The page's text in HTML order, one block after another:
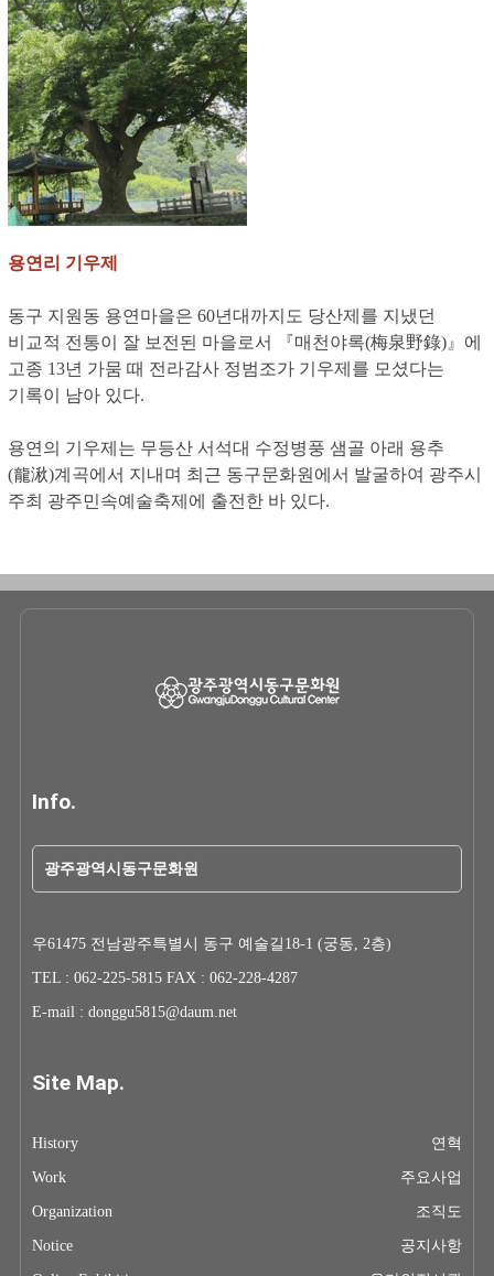
용연리 기우제
동구 지원동 용연마을은 60년대까지도 당산제를 지냈던
비교적 전통이 잘 보전된 마을로서 『매천야록(梅泉野錄)』에
고종 13년 가뭄 때 전라감사 정범조가 기우제를 모셨다는
기록이 남아 있다.
용연의 기우제는 무등산 서석대 수정병풍 샘골 아래 용추
(龍湫)계곡에서 지내며 최근 동구문화원에서 발굴하여 광주시
주최 광주민속예술축제에 출전한 바 있다.
Info.
광주광역시동구문화원
우61475 전남광주특별시 동구 예술길18-1 (궁동, 2층)
TEL : 062-225-5815 FAX : 062-228-4287
E-mail : donggu5815@daum.net
Site Map.
History
연혁
Work
주요사업
Organization
조직도
Notice
공지사항